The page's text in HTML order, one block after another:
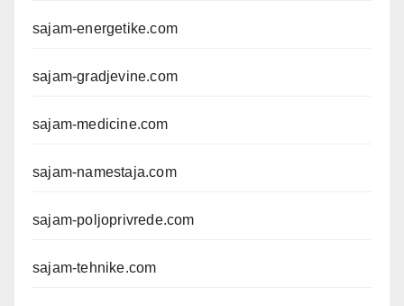
sajam-energetike.com
sajam-gradjevine.com
sajam-medicine.com
sajam-namestaja.com
sajam-poljoprivrede.com
sajam-tehnike.com